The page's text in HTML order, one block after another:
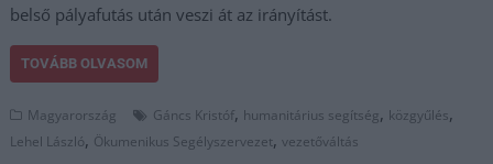
belső pályafutás után veszi át az irányítást.
TOVÁBB OLVASOM
Magyarország Gáncs Kristóf, humanitárius segítség, közgyűlés,
Lehel László, Ökumenikus Segélyszervezet,vezetőváltás